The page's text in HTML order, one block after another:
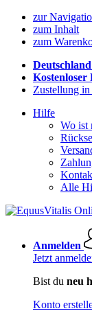
zur
zum Inhalt
zum
Kostenloser
Zustellung in
Hilfe
Wo ist
Alle
Anmelden
Jetzt
Bist du neu
Konto